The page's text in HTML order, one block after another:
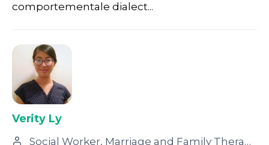
comportementale dialect...
Verity Ly
Social Worker, Marriage and Family Therapist, Psychotherapist